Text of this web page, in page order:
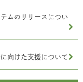
ムのリリースについ
向けた支援について